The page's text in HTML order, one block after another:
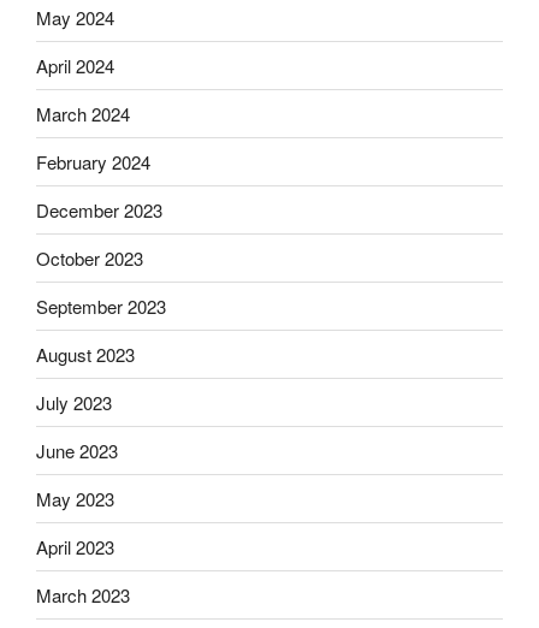
May 2024
April 2024
March 2024
February 2024
December 2023
October 2023
September 2023
August 2023
July 2023
June 2023
May 2023
April 2023
March 2023